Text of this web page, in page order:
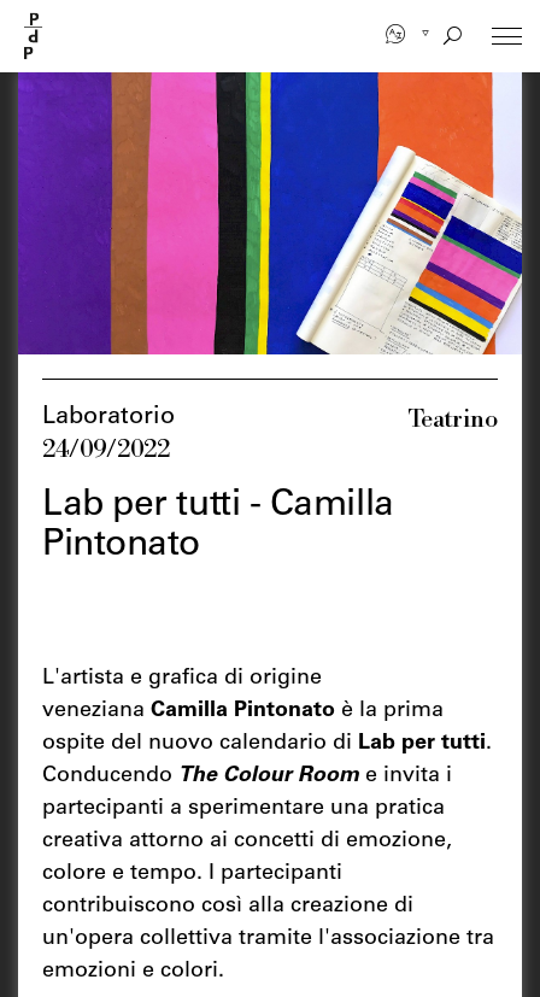
contenuto
principale
Laboratorio
24/09/2022
Teatrino
Lab per tutti - Camilla
Pintonato
L'artista e grafica di origine
veneziana Camilla Pintonato è la prima
ospite del nuovo calendario di Lab per tutti.
Conducendo The Colour Room e invita i
partecipanti a sperimentare una pratica
creativa attorno ai concetti di emozione,
colore e tempo. I partecipanti
contribuiscono così alla creazione di
un'opera collettiva tramite l'associazione tra
emozioni e colori.